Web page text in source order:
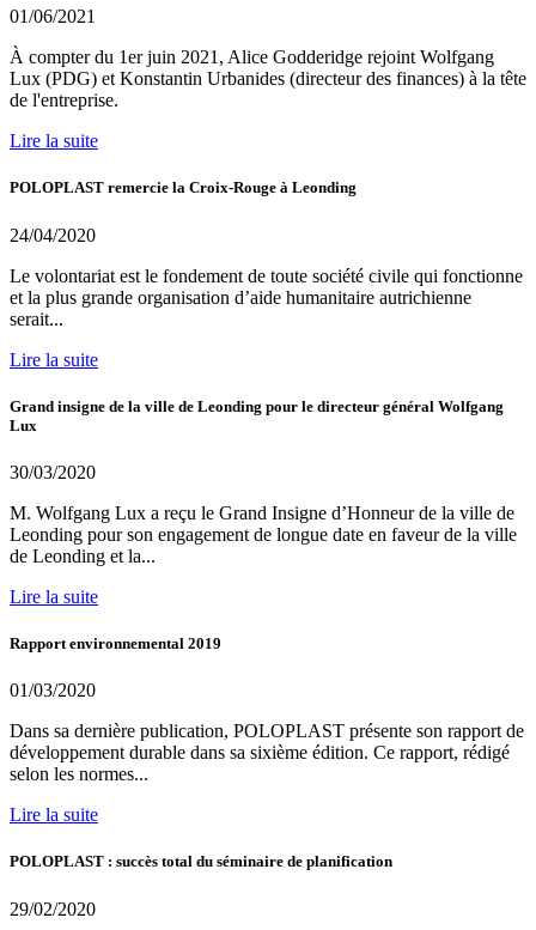
01/06/2021
À compter du 1er juin 2021, Alice Godderidge rejoint Wolfgang
Lux (PDG) et Konstantin Urbanides (directeur des finances) à la tête
de l'entreprise.
Lire la suite
POLOPLAST remercie la Croix-Rouge à Leonding
24/04/2020
Le volontariat est le fondement de toute société civile qui fonctionne
et la plus grande organisation d’aide humanitaire autrichienne
serait...
Lire la suite
Grand insigne de la ville de Leonding pour le directeur général Wolfgang
Lux
30/03/2020
M. Wolfgang Lux a reçu le Grand Insigne d’Honneur de la ville de
Leonding pour son engagement de longue date en faveur de la ville
de Leonding et la...
Lire la suite
Rapport environnemental 2019
01/03/2020
Dans sa dernière publication, POLOPLAST présente son rapport de
développement durable dans sa sixième édition. Ce rapport, rédigé
selon les normes...
Lire la suite
POLOPLAST : succès total du séminaire de planification
29/02/2020